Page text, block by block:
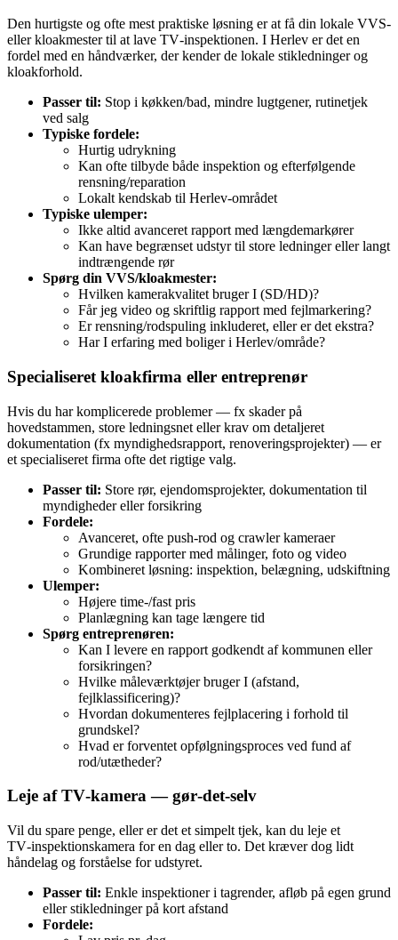
Den hurtigste og ofte mest praktiske løsning er at få din lokale VVS‑
eller kloakmester til at lave TV‑inspektionen. I Herlev er det en
fordel med en håndværker, der kender de lokale stikledninger og
kloakforhold.
Passer til: Stop i køkken/bad, mindre lugtgener, rutinetjek
ved salg
Typiske fordele:
Hurtig udrykning
Kan ofte tilbyde både inspektion og efterfølgende
rensning/reparation
Lokalt kendskab til Herlev‑området
Typiske ulemper:
Ikke altid avanceret rapport med længdemarkører
Kan have begrænset udstyr til store ledninger eller langt
indtrængende rør
Spørg din VVS/kloakmester:
Hvilken kamerakvalitet bruger I (SD/HD)?
Får jeg video og skriftlig rapport med fejlmarkering?
Er rensning/rodspuling inkluderet, eller er det ekstra?
Har I erfaring med boliger i Herlev/område?
Specialiseret kloakfirma eller entreprenør
Hvis du har komplicerede problemer — fx skader på
hovedstammen, store ledningsnet eller krav om detaljeret
dokumentation (fx myndighedsrapport, renoveringsprojekter) — er
et specialiseret firma ofte det rigtige valg.
Passer til: Store rør, ejendomsprojekter, dokumentation til
myndigheder eller forsikring
Fordele:
Avanceret, ofte push‑rod og crawler kameraer
Grundige rapporter med målinger, foto og video
Kombineret løsning: inspektion, belægning, udskiftning
Ulemper:
Højere time-/fast pris
Planlægning kan tage længere tid
Spørg entreprenøren:
Kan I levere en rapport godkendt af kommunen eller
forsikringen?
Hvilke måleværktøjer bruger I (afstand,
fejlklassificering)?
Hvordan dokumenteres fejlplacering i forhold til
grundskel?
Hvad er forventet opfølgningsproces ved fund af
rod/utætheder?
Leje af TV‑kamera — gør‑det‑selv
Vil du spare penge, eller er det et simpelt tjek, kan du leje et
TV‑inspektionskamera for en dag eller to. Det kræver dog lidt
håndelag og forståelse for udstyret.
Passer til: Enkle inspektioner i tagrender, afløb på egen grund
eller stikledninger på kort afstand
Fordele: